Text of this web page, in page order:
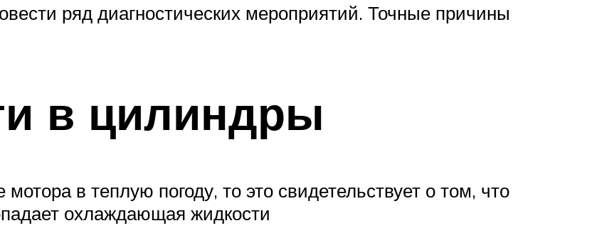
ряд диагностических мероприятий. Точные причины
в цилиндры
в теплую погоду, то это свидетельствует о том, что
охлаждающая жидкости